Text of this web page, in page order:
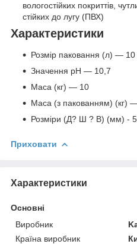
вологостійких покриттів,
стійких до лугу (ПВХ)
Характеристики
Розмір паковання (л) — 10
Значення pH — 10,7
Маса (кг) — 10
Маса (з пакованням) (кг)
Розміри (Д? Ш ? В) (мм) -
Приховати
Характеристики
Основні
Виробник
Країна виробник